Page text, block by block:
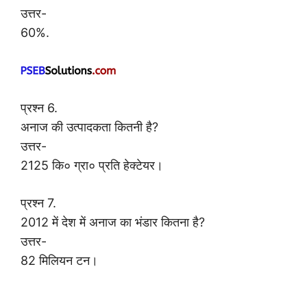
उत्तर-
60%.
प्रश्न 6.
अनाज की उत्पादकता कितनी है?
उत्तर-
2125 कि० ग्रा० प्रति हेक्टेयर।
प्रश्न 7.
2012 में देश में अनाज का भंडार कितना है?
उत्तर-
82 मिलियन टन।